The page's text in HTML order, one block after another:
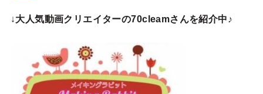
↓大人気動画クリエイターの70cleamさんを紹介中♪